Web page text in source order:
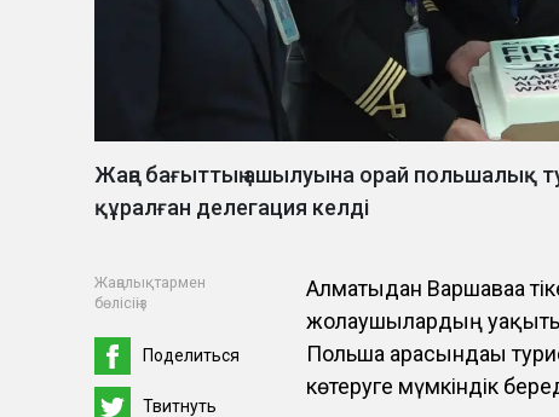
Жаңа бағыттың ашылуына орай польшалық
құралған делегация келді
Жаңалықтармен
бөлісіңіз
Поделиться
Твитнуть
Алматыдан Варшаваға
жолаушылардың
Польша арасындағы
көтеруге мүмкіндік